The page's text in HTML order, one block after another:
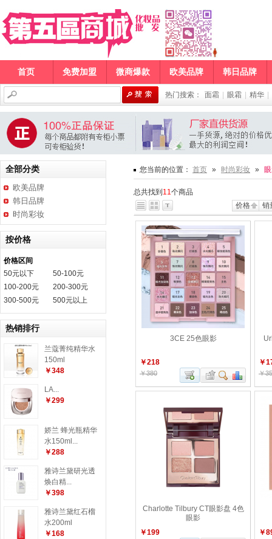
首页 免费加盟 微商爆款 欧美品牌 韩日品牌
热门搜索： 面霜 眼霜 精华
您当前的位置： 首页 » 时尚彩妆 »
总共找到 11个商品
价格
销
3CE 25色眼影
￥218
￥380
￥
￥
Charlotte Tilbury CT眼影盘 4色
眼影
￥199
￥
全部分类
欧美品牌
韩日品牌
时尚彩妆
按价格
价格区间
50元以下
50-100元
100-200元
200-300元
300-500元
500元以上
热销排行
兰蔻菁纯精华水
150ml
￥348
LA...
￥299
娇兰 蜂光瓶精华
水150ml...
￥288
雅诗兰黛研光透
焕白精...
￥398
雅诗兰黛红石榴
水200ml
￥168